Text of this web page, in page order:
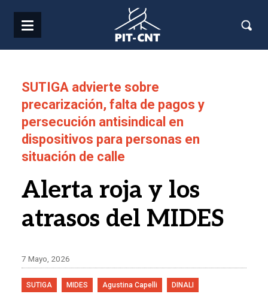
SUTIGA advierte sobre
precarización, falta de pagos y
persecución antisindical en
dispositivos para personas en
situación de calle
Alerta roja y los
atrasos del MIDES
7 Mayo, 2026
SUTIGA MIDES Agustina Capelli DINALI